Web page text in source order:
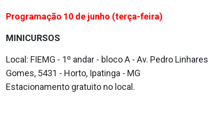
Programação 10 de junho (terça-feira)
MINICURSOS
Local: FIEMG - 1º andar - bloco A - Av. Pedro Linhares
Gomes, 5431 - Horto, Ipatinga - MG
Estacionamento gratuito no local.